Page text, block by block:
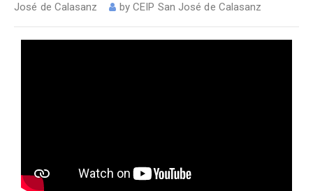
José de Calasanz
byCEIP San José de Calasanz